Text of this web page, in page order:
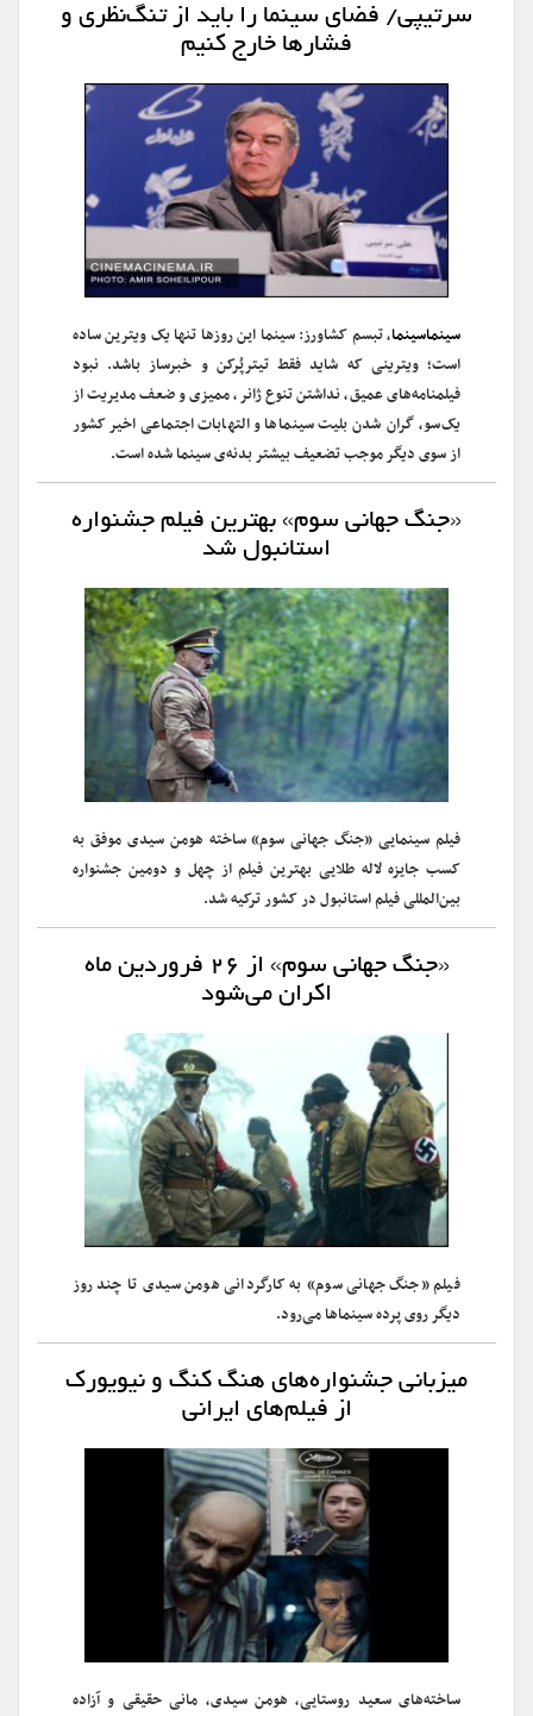
سرتیپی/ فضای سینما را باید از تنگ‌نظری‌ و
فشارها خارج کنیم
سینماسینما، تبسم کشاورز: سینما این روزها تنها یک ویترین ساده
است؛ ویترینی که شاید فقط تیترپُرکن و خبرساز باشد. نبود
فیلمنامه‌های عمیق، نداشتن تنوع ژانر، ممیزی‌ و ضعف مدیریت‌ از
یک‌سو، گران شدن بلیت سینماها و التهابات اجتماعی اخیر کشور
از سوی دیگر موجب تضعیف بیشتر بدنه‌ی سینما شده است.
«جنگ جهانی سوم» بهترین فیلم جشنواره
استانبول شد
فیلم سینمایی «جنگ جهانی سوم» ساخته هومن سیدی موفق به
کسب جایزه لاله طلایی بهترین فیلم از چهل و دومین جشنواره
بین‌المللی فیلم استانبول در کشور ترکیه شد.
«جنگ جهانی سوم» از ۲۶ فروردین ماه
اکران می‌شود
فیلم «جنگ جهانی سوم» به کارگردانی هومن سیدی تا چند روز
دیگر روی پرده سینماها می‌رود.
میزبانی جشنواره‌های هنگ کنگ و نیویورک
از فیلم‌های ایرانی
ساخته‌های سعید روستایی، هومن سیدی، مانی حقیقی و آزاده